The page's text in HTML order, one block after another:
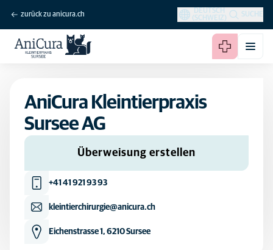
zurück zu anicura.ch
DEUTSCH
(SCHWEIZ)
SUCHE
AniCura Kleintierpraxis
Sursee AG
Überweisung erstellen
+41 41 921 93 93
kleintierchirurgie@anicura.ch
Eichenstrasse 1, 6210 Sursee